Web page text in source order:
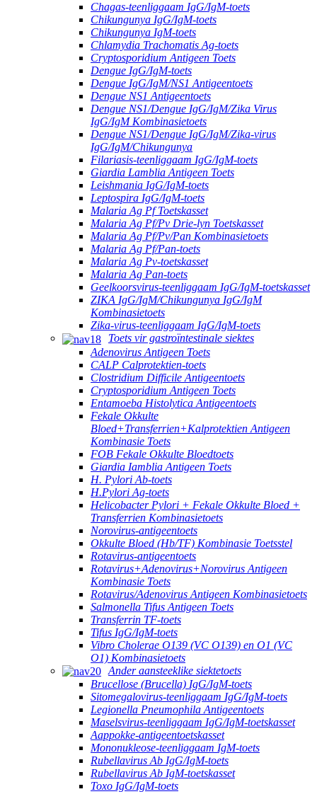
Chagas-teenliggaam IgG/IgM-toets
Chikungunya IgG/IgM-toets
Chikungunya IgM-toets
Chlamydia Trachomatis Ag-toets
Cryptosporidium Antigeen Toets
Dengue IgG/IgM-toets
Dengue IgG/IgM/NS1 Antigeentoets
Dengue NS1 Antigeentoets
Dengue NS1/Dengue IgG/IgM/Zika Virus
IgG/IgM Kombinasietoets
Dengue NS1/Dengue IgG/IgM/Zika-virus
IgG/IgM/Chikungunya
Filariasis-teenliggaam IgG/IgM-toets
Giardia Lamblia Antigeen Toets
Leishmania IgG/IgM-toets
Leptospira IgG/IgM-toets
Malaria Ag Pf Toetskasset
Malaria Ag Pf/Pv Drie-lyn Toetskasset
Malaria Ag Pf/Pv/Pan Kombinasietoets
Malaria Ag Pf/Pan-toets
Malaria Ag Pv-toetskasset
Malaria Ag Pan-toets
Geelkoorsvirus-teenliggaam IgG/IgM-toetskasset
ZIKA IgG/IgM/Chikungunya IgG/IgM
Kombinasietoets
Zika-virus-teenliggaam IgG/IgM-toets
Toets vir gastroïntestinale siektes
Adenovirus Antigeen Toets
CALP Calprotektien-toets
Clostridium Difficile Antigeentoets
Cryptosporidium Antigeen Toets
Entamoeba Histolytica Antigeentoets
Fekale Okkulte
Bloed+Transferrien+Kalprotektien Antigeen
Kombinasie Toets
FOB Fekale Okkulte Bloedtoets
Giardia Iamblia Antigeen Toets
H. Pylori Ab-toets
H.Pylori Ag-toets
Helicobacter Pylori + Fekale Okkulte Bloed +
Transferrien Kombinasietoets
Norovirus-antigeentoets
Okkulte Bloed (Hb/TF) Kombinasie Toetsstel
Rotavirus-antigeentoets
Rotavirus+Adenovirus+Norovirus Antigeen
Kombinasie Toets
Rotavirus/Adenovirus Antigeen Kombinasietoets
Salmonella Tifus Antigeen Toets
Transferrin TF-toets
Tifus IgG/IgM-toets
Vibro Cholerae O139 (VC O139) en O1 (VC
O1) Kombinasietoets
Ander aansteeklike siektetoets
Brucellose (Brucella) IgG/IgM-toets
Sitomegalovirus-teenliggaam IgG/IgM-toets
Legionella Pneumophila Antigeentoets
Maselsvirus-teenliggaam IgG/IgM-toetskasset
Aappokke-antigeentoetskasset
Mononukleose-teenliggaam IgM-toets
Rubellavirus Ab IgG/IgM-toets
Rubellavirus Ab IgM-toetskasset
Toxo IgG/IgM-toets